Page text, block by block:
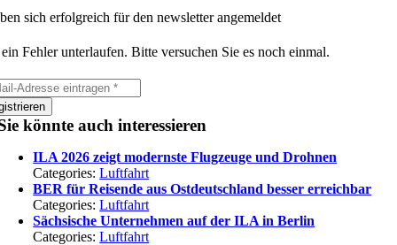
sich erfolgreich für den newsletter angemeldet
Fehler unterlaufen. Bitte versuchen Sie es noch einmal.
könnte auch interessieren
ILA 2026 zeigt modernste Flugzeuge und Drohnen
Categories:Luftfahrt
BER für Reisende aus Ostdeutschland besser erreichbar
Categories:Luftfahrt
Sächsische Unternehmen auf der ILA in Berlin
Categories:Luftfahrt